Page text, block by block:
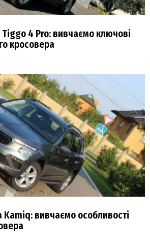
4 Pro: вивчаємо ключові
кросовера
Kamiq: вивчаємо особливості